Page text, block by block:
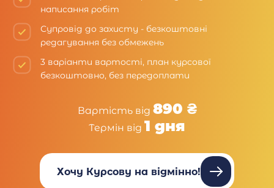
написання робіт
Супровід до захисту - безкоштовні
редагування без обмежень
3 варіанти вартості, план курсової
безкоштовно, без передоплати
Вартість від 890 ₴
Термін від 1 дня
Хочу Курсову на відмінно!